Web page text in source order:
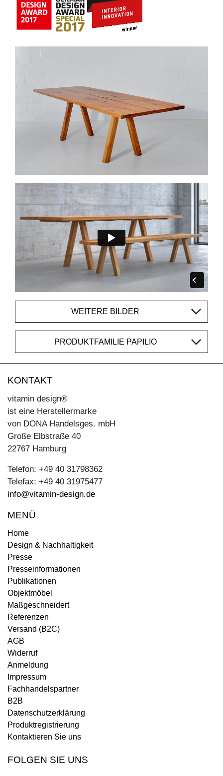
WEITERE BILDER
PRODUKTFAMILIE PAPILIO
KONTAKT
vitamin design®
ist eine Herstellermarke
von DONA Handelsges. mbH
Große Elbstraße 40
22767 Hamburg
Telefon: +49 40 31798362
Telefax: +49 40 31975477
info@vitamin-design.de
MENÜ
Home
Design & Nachhaltigkeit
Presse
Presseinformationen
Publikationen
Objektmöbel
Maßgeschneidert
Referenzen
Versand (B2C)
AGB
Widerruf
Anmeldung
Impressum
Fachhandelspartner
B2B
Datenschutzerklärung
Produktregistrierung
Kontaktieren Sie uns
FOLGEN SIE UNS